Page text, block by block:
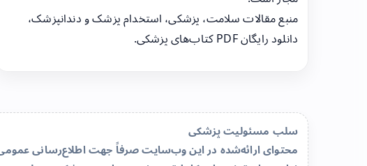
منبع مقالات سلامت، پزشکی، استخدام پزشک و دندانپزشک،
دانلود رایگان PDF کتاب‌های پزشکی.
سلب مسئولیت پزشکی
محتوای ارائه‌شده در این وب‌سایت صرفاً جهت اطلاع‌رسانی